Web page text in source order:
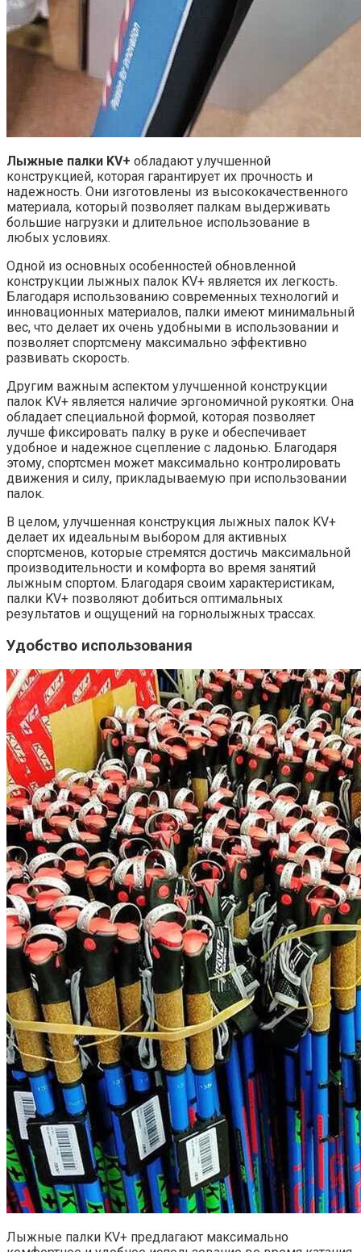
Лыжные палки KV+ обладают улучшенной
конструкцией, которая гарантирует их прочность и
надежность. Они изготовлены из высококачественного
материала, который позволяет палкам выдерживать
большие нагрузки и длительное использование в
любых условиях.
Одной из основных особенностей обновленной
конструкции лыжных палок KV+ является их легкость.
Благодаря использованию современных технологий и
инновационных материалов, палки имеют минимальный
вес, что делает их очень удобными в использовании и
позволяет спортсмену максимально эффективно
развивать скорость.
Другим важным аспектом улучшенной конструкции
палок KV+ является наличие эргономичной рукоятки. Она
обладает специальной формой, которая позволяет
лучше фиксировать палку в руке и обеспечивает
удобное и надежное сцепление с ладонью. Благодаря
этому, спортсмен может максимально контролировать
движения и силу, прикладываемую при использовании
палок.
В целом, улучшенная конструкция лыжных палок KV+
делает их идеальным выбором для активных
спортсменов, которые стремятся достичь максимальной
производительности и комфорта во время занятий
лыжным спортом. Благодаря своим характеристикам,
палки KV+ позволяют добиться оптимальных
результатов и ощущений на горнолыжных трассах.
Удобство использования
Лыжные палки KV+ предлагают максимально